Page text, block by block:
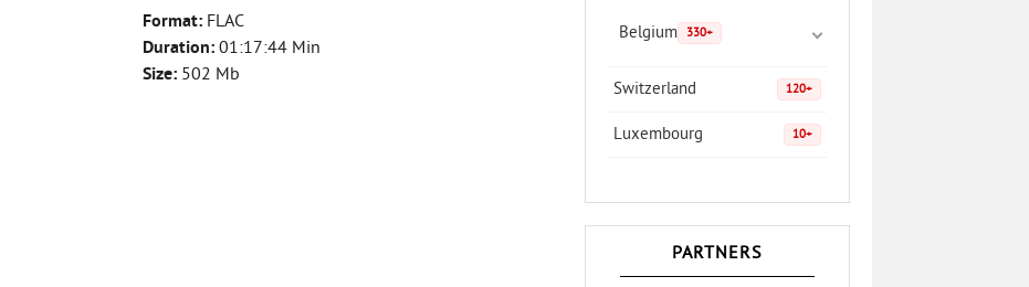
Format: FLAC
Duration: 01:17:44 Min
Size: 502 Mb
Belgium 330+
Switzerland 120+
Luxembourg 10+
PARTNERS